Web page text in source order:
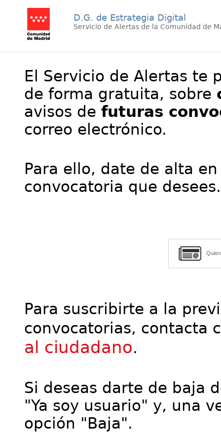
D.G. de Estrategia Digital
Servicio de Alertas de la Comunidad de
El Servicio de Alertas te
de forma gratuita, sobre
avisos de futuras
correo electrónico.
Para ello, date de alta
convocatoria que desees.
Para suscribirte a la
convocatorias, contacta
al ciudadano.
Si deseas darte de baja
"Ya soy usuario" y, una
opción "Baja".